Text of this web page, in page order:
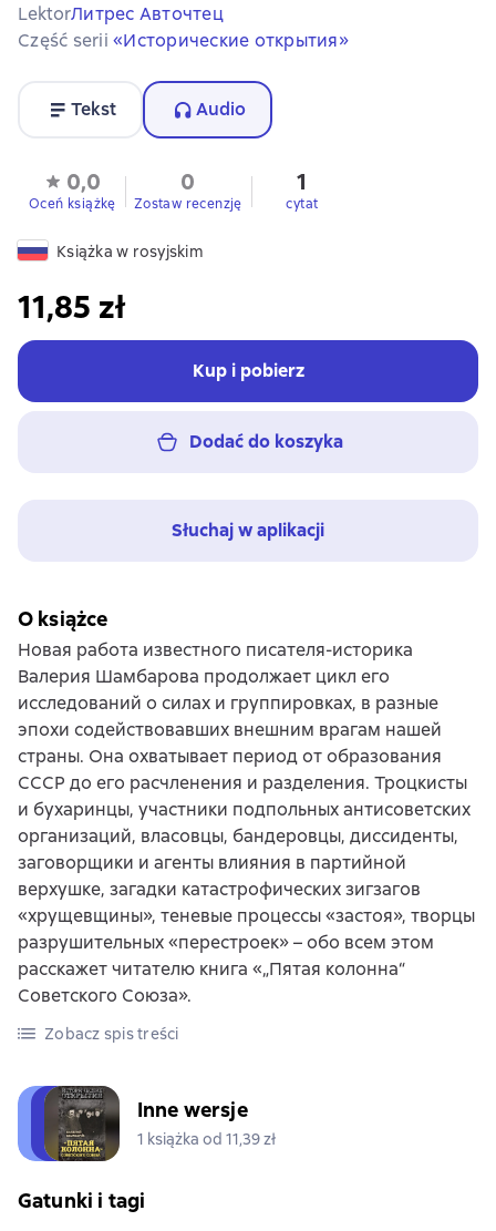
LektorЛитрес Авточтец
Część serii «Исторические открытия»
Tekst Audio
0,0
Oceń książkę
0
Zostaw recenzję
1
cytat
Książka w rosyjskim
11,85 zł
Kup i pobierz
Dodać do koszyka
Słuchaj w aplikacji
O książce
Новая работа известного писателя-историка
Валерия Шамбарова продолжает цикл его
исследований о силах и группировках, в разные
эпохи содействовавших внешним врагам нашей
страны. Она охватывает период от образования
СССР до его расчленения и разделения. Троцкисты
и бухаринцы, участники подпольных антисоветских
организаций, власовцы, бандеровцы, диссиденты,
заговорщики и агенты влияния в партийной
верхушке, загадки катастрофических зигзагов
«хрущевщины», теневые процессы «застоя», творцы
разрушительных «перестроек» – обо всем этом
расскажет читателю книга «„Пятая колонна“
Советского Союза».
Zobacz spis treści
Inne wersje
1 książka od 11,39 zł
Gatunki i tagi